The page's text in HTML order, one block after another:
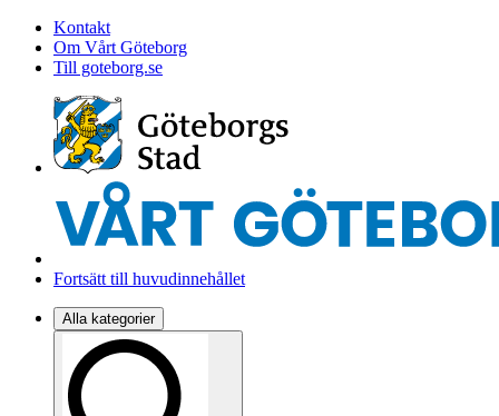
Kontakt
Om Vårt Göteborg
Till goteborg.se
Fortsätt till huvudinnehållet
Alla kategorier